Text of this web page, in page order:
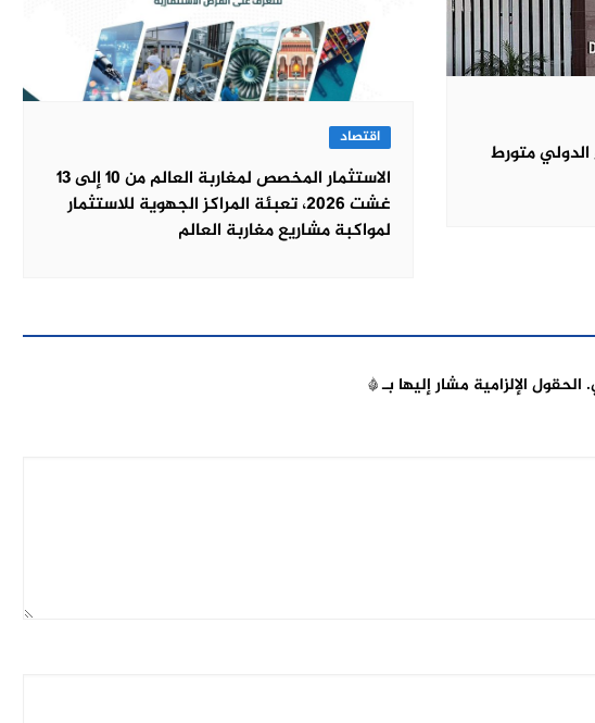
متورط
اقتصاد
الاستثمار المخصص لمغاربة العالم من 10 إلى 13
غشت 2026، تعبئة المراكز الجهوية للاستثمار
لمواكبة مشاريع مغاربة العالم
الحقول الإلزامية مشار إليها بـ*